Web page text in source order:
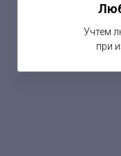
Учтем
при